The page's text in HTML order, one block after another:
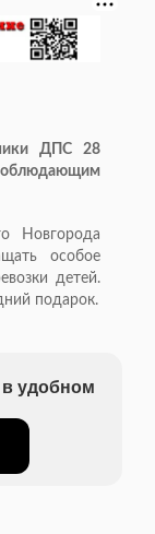
ДПС 28
Новгорода
особое
детей.
подарок.
удобном